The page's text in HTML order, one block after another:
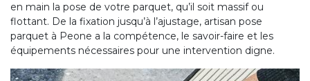
en main la pose de votre parquet, qu’il soit massif ou
flottant. De la fixation jusqu’à l’ajustage, artisan pose
parquet à Peone a la compétence, le savoir-faire et les
équipements nécessaires pour une intervention digne.